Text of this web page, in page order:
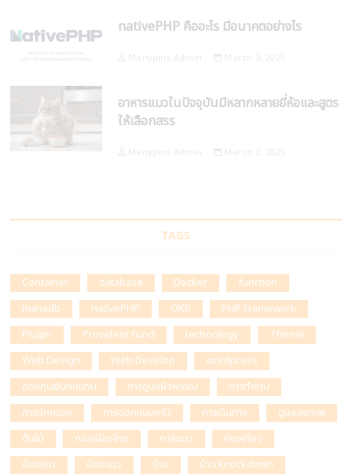
nativePHP คืออะไร มีอนาคตอย่างไร
อาหารแมวในปัจจุบันมีหลากหลายยี่ห้อและสูตร
ให้เลือกสรร
TAGS
Container database Docker
function
mariadb
nativePHP OKR
PHP Framework
Plugin
Provident Fund technology
Theme
Web Design
Web Develop
wordpress
กองทุนเงินทดแทน
การดูแลผิวพรรณ
การทำงาน
การปกครอง
การออกแบบครัว การเดินทาง
ดูแลสุขภาพ
ต้นไม้
ทะเลเมืองไทย ทาสแมว
ท่องเที่ยว
น้องหมา
น้องแมว บ้าน
บ้าน knockdown